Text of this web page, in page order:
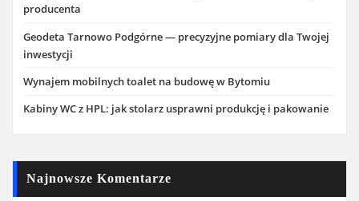
producenta
Geodeta Tarnowo Podgórne — precyzyjne pomiary dla Twojej
inwestycji
Wynajem mobilnych toalet na budowę w Bytomiu
Kabiny WC z HPL: jak stolarz usprawni produkcję i pakowanie
Najnowsze Komentarze